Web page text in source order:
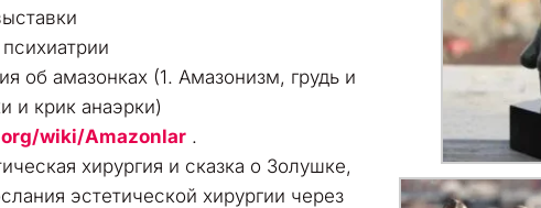
об амазонках (1. Амазонизм, грудь и
и крик анаэрки)
wiki/Amazonlar .
хирургия и сказка о Золушке,
эстетической хирургии через